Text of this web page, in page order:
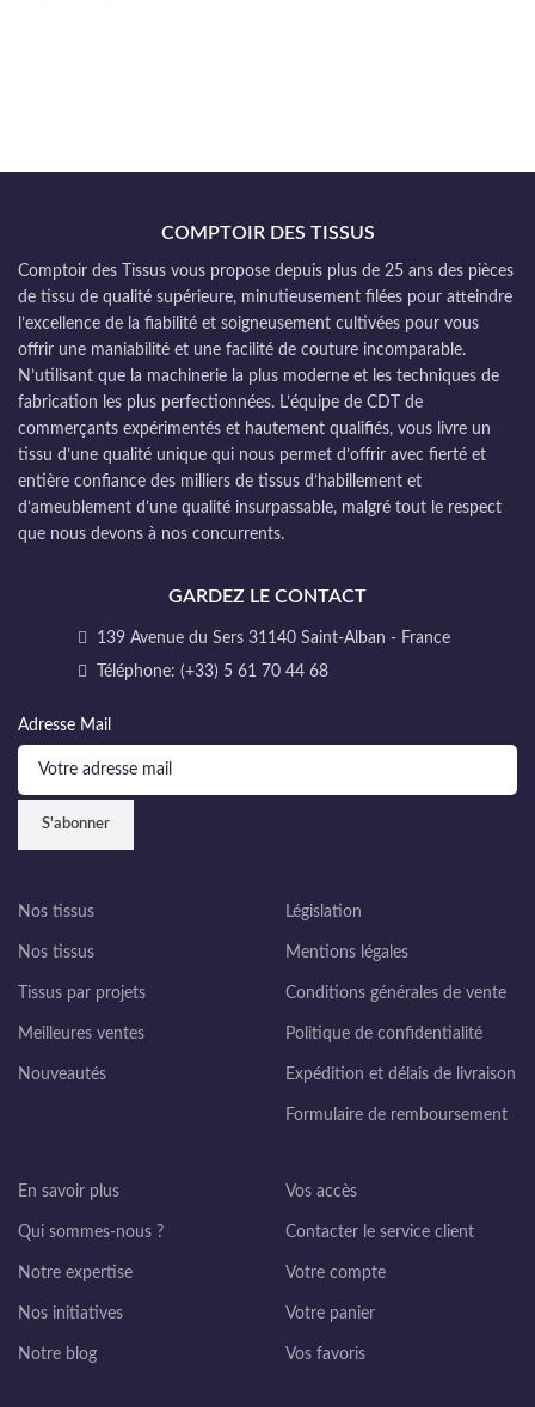
COMPTOIR DES TISSUS
Comptoir des Tissus vous propose depuis plus de 25 ans des pièces
de tissu de qualité supérieure, minutieusement filées pour atteindre
l’excellence de la fiabilité et soigneusement cultivées pour vous
offrir une maniabilité et une facilité de couture incomparable.
N’utilisant que la machinerie la plus moderne et les techniques de
fabrication les plus perfectionnées. L’équipe de CDT de
commerçants expérimentés et hautement qualifiés, vous livre un
tissu d’une qualité unique qui nous permet d’offrir avec fierté et
entière confiance des milliers de tissus d’habillement et
d’ameublement d’une qualité insurpassable, malgré tout le respect
que nous devons à nos concurrents.
GARDEZ LE CONTACT
139 Avenue du Sers 31140 Saint-Alban - France
Téléphone: (+33) 5 61 70 44 68
Adresse Mail
Nos tissus
Nos tissus
Tissus par projets
Meilleures ventes
Nouveautés
Législation
Mentions légales
Conditions générales de vente
Politique de confidentialité
Expédition et délais de livraison
Formulaire de remboursement
En savoir plus
Qui sommes-nous ?
Notre expertise
Nos initiatives
Notre blog
Vos accès
Contacter le service client
Votre compte
Votre panier
Vos favoris